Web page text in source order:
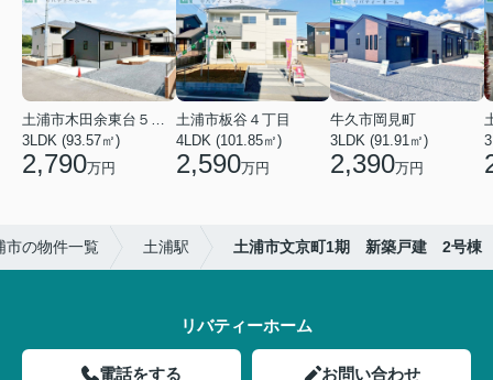
3LDK (93.57㎡)
2,790万円
土浦市板谷４丁目
4LDK (101.85㎡)
2,590万円
牛久市岡見町
3LDK (91.91㎡)
2,390万円
市の物件一覧 土浦駅 土浦市文京町1期 新築戸建 2号棟
リバティーホーム
電話をする お問い合わせ